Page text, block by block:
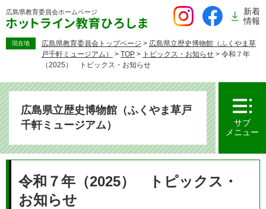
ー
で
す。
広島県教育委員会ホームページ
新着
情報
現在地 広島県教育委員会トップページ > 広島県立歴史博物館（ふくやま草
戸千軒ミュージアム）
> TOP > トピックス・お知らせ > 令和７年
（2025） トピックス・お知らせ
広島県立歴史博物館（ふくやま草戸
千軒ミュージアム）
サブ
メニュー
令和７年（2025） トピックス・
お知らせ